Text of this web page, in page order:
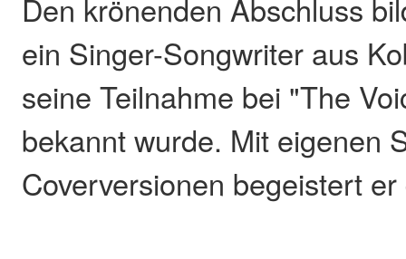
Den krönenden Abschluss
ein Singer-Songwriter aus
seine Teilnahme bei "The
bekannt wurde. Mit eigenen
Coverversionen begeistert